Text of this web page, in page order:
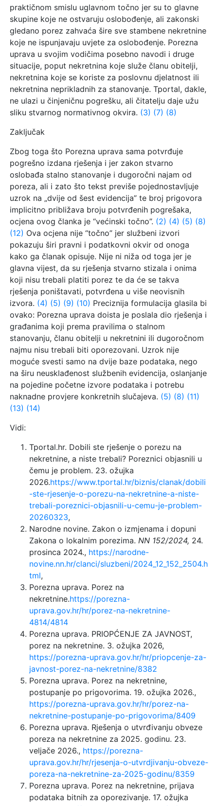
praktičnom smislu uglavnom točno jer su to glavne
skupine koje ne ostvaruju oslobođenje, ali zakonski
gledano porez zahvaća šire sve stambene nekretnine
koje ne ispunjavaju uvjete za oslobođenje. Porezna
uprava u svojim vodičima posebno navodi i druge
situacije, poput nekretnina koje služe članu obitelji,
nekretnina koje se koriste za poslovnu djelatnost ili
nekretnina neprikladnih za stanovanje. Tportal, dakle,
ne ulazi u činjeničnu pogrešku, ali čitatelju daje užu
sliku stvarnog normativnog okvira. (3) (7) (8)
Zaključak
Zbog toga što Porezna uprava sama potvrđuje
pogrešno izdana rješenja i jer zakon stvarno
oslobađa stalno stanovanje i dugoročni najam od
poreza, ali i zato što tekst previše pojednostavljuje
uzrok na „dvije od šest evidencija” te broj prigovora
implicitno približava broju potvrđenih pogrešaka,
ocjena ovog članka je “većinski točno”. (2) (4) (5) (8)
(12) Ova ocjena nije “točno” jer službeni izvori
pokazuju širi pravni i podatkovni okvir od onoga
kako ga članak opisuje. Nije ni niža od toga jer je
glavna vijest, da su rješenja stvarno stizala i onima
koji nisu trebali platiti porez te da će se takva
rješenja poništavati, potvrđena u više neovisnih
izvora. (4) (5) (9) (10) Preciznija formulacija glasila bi
ovako: Porezna uprava doista je poslala dio rješenja i
građanima koji prema pravilima o stalnom
stanovanju, članu obitelji u nekretnini ili dugoročnom
najmu nisu trebali biti oporezovani. Uzrok nije
moguće svesti samo na dvije baze podataka, nego
na širu neusklađenost službenih evidencija, oslanjanje
na pojedine početne izvore podataka i potrebu
naknadne provjere konkretnih slučajeva. (5) (8) (11)
(13) (14)
Vidi:
Tportal.hr. Dobili ste rješenje o porezu na
nekretnine, a niste trebali? Poreznici objasnili u
čemu je problem. 23. ožujka
2026.https://www.tportal.hr/biznis/clanak/dobili
-ste-rjesenje-o-porezu-na-nekretnine-a-niste-
trebali-poreznici-objasnili-u-cemu-je-problem-
20260323,
Narodne novine. Zakon o izmjenama i dopuni
Zakona o lokalnim porezima. NN 152/2024, 24.
prosinca 2024., https://narodne-
novine.nn.hr/clanci/sluzbeni/2024_12_152_2504.h
tml,
Porezna uprava. Porez na
nekretnine.https://porezna-
uprava.gov.hr/hr/porez-na-nekretnine-
4814/4814
Porezna uprava. PRIOPĆENJE ZA JAVNOST,
porez na nekretnine. 3. ožujka 2026,
https://porezna-uprava.gov.hr/hr/priopcenje-za-
javnost-porez-na-nekretnine/8382
Porezna uprava. Porez na nekretnine,
postupanje po prigovorima. 19. ožujka 2026.,
https://porezna-uprava.gov.hr/hr/porez-na-
nekretnine-postupanje-po-prigovorima/8409
Porezna uprava. Rješenja o utvrđivanju obveze
poreza na nekretnine za 2025. godinu. 23.
veljače 2026., https://porezna-
uprava.gov.hr/hr/rjesenja-o-utvrdjivanju-obveze-
poreza-na-nekretnine-za-2025-godinu/8359
Porezna uprava. Porez na nekretnine, prijava
podataka bitnih za oporezivanje. 17. ožujka